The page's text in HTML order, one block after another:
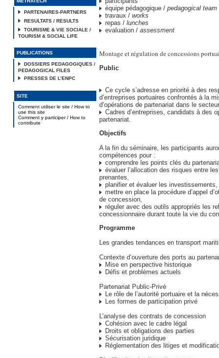
PARTENAIRES-PARTNERS
RESULTATS / RESULTS
TOURISME & VIE SOCIALE /
TOURISM & SOCIAL LIFE
PUBLICATIONS
DOSSIERS PEDAGOGIQUES /
PEDAGOGICAL FILES
PRESSES DE L’ENPC
SITE
Comment utiliser le site / How to
use this site
Comment y participer / How to
contribute
équipe pédagogique / pedagogical team
travaux / works
repas / lunches
evaluation / assessment
Montage et régulation de concessions
Public
Ce cycle s’adresse en priorité à des
d’entreprises portuaires confrontés à la
d’opérations de partenariat dans le
Cadres d’entreprises, candidats à des
partenariat.
Objectifs
A la fin du séminaire, les participants
compétences pour :
comprendre les points clés du
évaluer l’allocation des risques entre
prenantes,
planifier et évaluer les investissements,
mettre en place la procédure d’appel
de concession,
réguler avec des outils appropriés les
concessionnaire durant toute la vie du
Programme
Les grandes tendances en transport
Contexte d’ouverture des ports au
Mise en perspective historique
Défis et problèmes actuels
Partenariat Public-Privé
Le rôle de l’autorité portuaire et la
Les formes de participation privé
L’analyse des contrats de concession
Cohésion avec le cadre légal
Droits et obligations des parties
Sécurisation juridique
Réglementation des litiges et